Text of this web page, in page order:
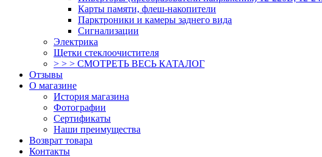
Карты памяти, флеш-накопители
Парктроники и камеры заднего вида
Сигнализации
Электрика
Щетки стеклоочистителя
> > > СМОТРЕТЬ ВЕСЬ КАТАЛОГ
Отзывы
О магазине
История магазина
Фотографии
Сертификаты
Наши преимущества
Возврат товара
Контакты